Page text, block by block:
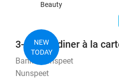
Beauty
NEW
TODAY
3-gangendiner à la
Banka Nunspeet
Nunspeet